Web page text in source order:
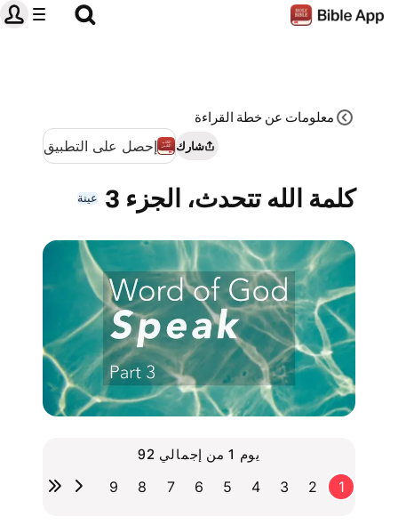
معلومات عن خطة القراءة‌
شارك إحصل على التطبيق
كلمة الله تتحدث، الجزء 3 عينة
يوم 1 من إجمالي 92
1
2
3
4
5
6
7
8
9